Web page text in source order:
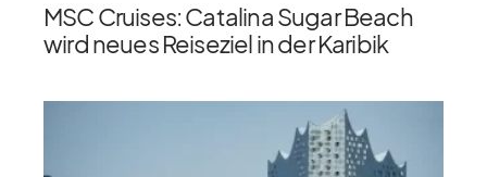
MSC Cruises: Catalina Sugar Beach
wird neues Reiseziel in der Karibik